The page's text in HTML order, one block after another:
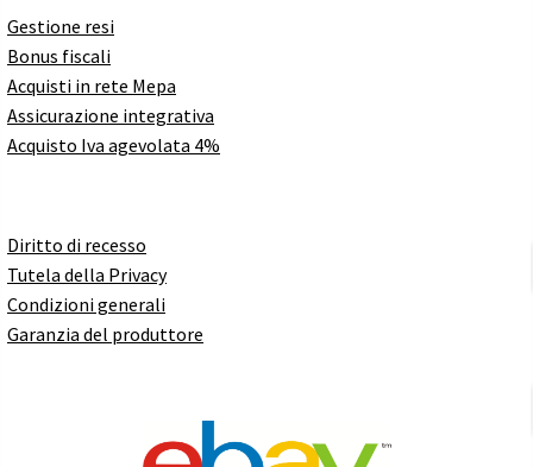
Gestione resi
Bonus fiscali
Acquisti in rete Mepa
Assicurazione integrativa
Acquisto Iva agevolata 4%
Diritto di recesso
Tutela della Privacy
Condizioni generali
Garanzia del produttore